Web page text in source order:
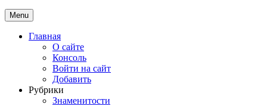
Menu
Главная
О сайте
Консоль
Войти на сайт
Добавить
Рубрики
Знаменитости